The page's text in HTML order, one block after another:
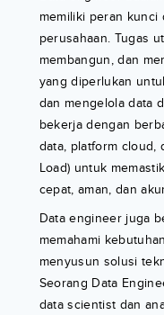
memiliki peran kunci
perusahaan. Tugas
membangun, dan
yang diperlukan
dan mengelola data
bekerja dengan
data, platform cloud,
Load) untuk
cepat, aman, dan
Data engineer juga
memahami
menyusun solusi
Seorang Data
data scientist dan